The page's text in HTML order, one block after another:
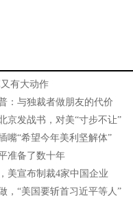
有大动作
：与独裁者做朋友的代价
京发战书，对美“寸步不让”
嘴“希望今年美利坚解体”
准备了数十年
美宣布制裁4家中国企业
，“美国要斩首习近平等人”